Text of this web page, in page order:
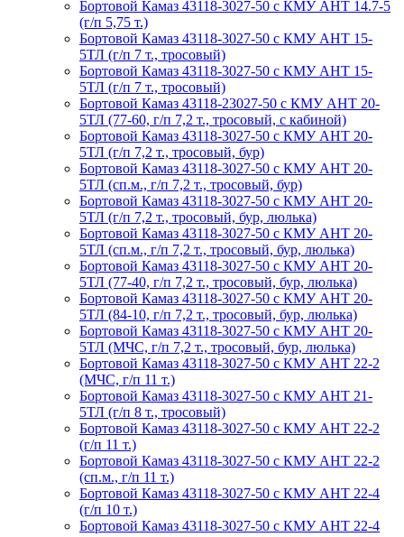
Бортовой Камаз 43118-3027-50 с КМУ АНТ 14.7-5
(г/п 5,75 т.)
Бортовой Камаз 43118-3027-50 с КМУ АНТ 15-
5ТЛ (г/п 7 т., тросовый)
Бортовой Камаз 43118-3027-50 с КМУ АНТ 15-
5ТЛ (г/п 7 т., тросовый)
Бортовой Камаз 43118-23027-50 с КМУ АНТ 20-
5ТЛ (77-60, г/п 7,2 т., тросовый, с кабиной)
Бортовой Камаз 43118-3027-50 с КМУ АНТ 20-
5ТЛ (г/п 7,2 т., тросовый, бур)
Бортовой Камаз 43118-3027-50 с КМУ АНТ 20-
5ТЛ (сп.м., г/п 7,2 т., тросовый, бур)
Бортовой Камаз 43118-3027-50 с КМУ АНТ 20-
5ТЛ (г/п 7,2 т., тросовый, бур, люлька)
Бортовой Камаз 43118-3027-50 с КМУ АНТ 20-
5ТЛ (сп.м., г/п 7,2 т., тросовый, бур, люлька)
Бортовой Камаз 43118-3027-50 с КМУ АНТ 20-
5ТЛ (77-40, г/п 7,2 т., тросовый, бур, люлька)
Бортовой Камаз 43118-3027-50 с КМУ АНТ 20-
5ТЛ (84-10, г/п 7,2 т., тросовый, бур, люлька)
Бортовой Камаз 43118-3027-50 с КМУ АНТ 20-
5ТЛ (МЧС, г/п 7,2 т., тросовый, бур, люлька)
Бортовой Камаз 43118-3027-50 с КМУ АНТ 22-2
(МЧС, г/п 11 т.)
Бортовой Камаз 43118-3027-50 с КМУ АНТ 21-
5ТЛ (г/п 8 т., тросовый)
Бортовой Камаз 43118-3027-50 с КМУ АНТ 22-2
(г/п 11 т.)
Бортовой Камаз 43118-3027-50 с КМУ АНТ 22-2
(сп.м., г/п 11 т.)
Бортовой Камаз 43118-3027-50 с КМУ АНТ 22-4
(г/п 10 т.)
Бортовой Камаз 43118-3027-50 с КМУ АНТ 22-4